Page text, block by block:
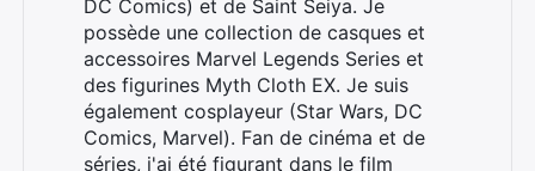
DC Comics) et de Saint Seiya. Je
possède une collection de casques et
accessoires Marvel Legends Series et
des figurines Myth Cloth EX. Je suis
également cosplayeur (Star Wars, DC
Comics, Marvel). Fan de cinéma et de
séries, j'ai été figurant dans le film